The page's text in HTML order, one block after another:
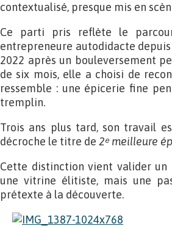
contextualisé, presque mis en
Ce parti pris reflète le
entrepreneure autodidacte
2022 après un bouleversement
de six mois, elle a choisi de
ressemble : une épicerie fine
tremplin.
Trois ans plus tard, son travail
décroche le titre de 2ᵉ meilleure
Cette distinction vient valider
une vitrine élitiste, mais une
prétexte à la découverte.